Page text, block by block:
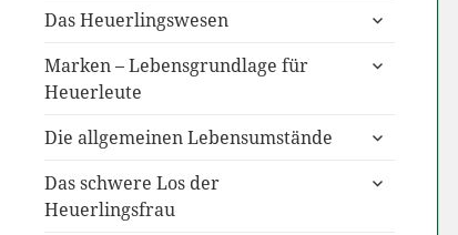
Das Heuerlingswesen
untermenü
Marken – Lebensgrundlage für
Heuerleute
untermenü
Die allgemeinen Lebensumstände
untermenü
Das schwere Los der
Heuerlingsfrau
untermenü